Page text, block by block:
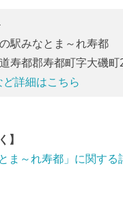
駅みなとま～れ寿都
寿都郡寿都町字大磯町
詳細はこちら
】
ま～れ寿都」に関す